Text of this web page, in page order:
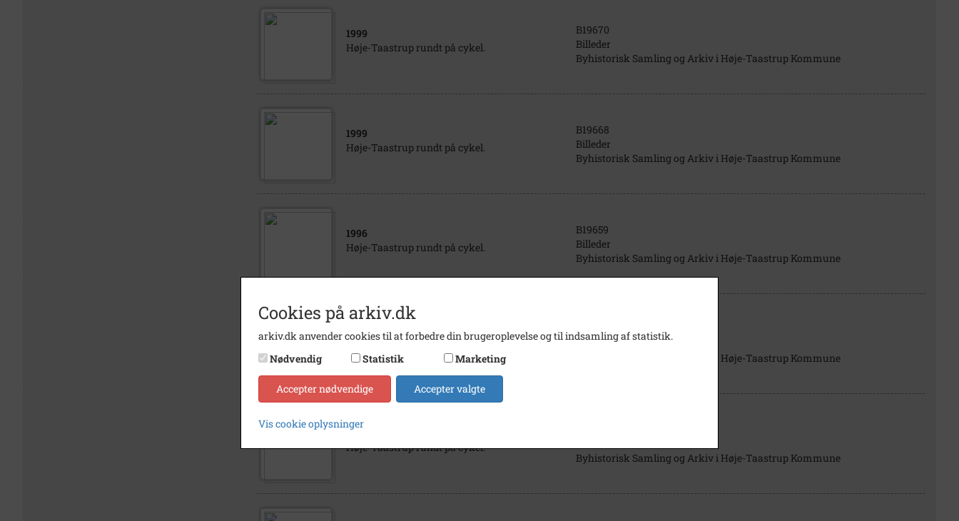
1999
Høje-Taastrup rundt på cykel.
B19670
Billeder
Byhistorisk Samling og Arkiv i Høje-Taastrup Kommune
1999
Høje-Taastrup rundt på cykel.
B19668
Billeder
Byhistorisk Samling og Arkiv i Høje-Taastrup Kommune
1996
Høje-Taastrup rundt på cykel.
B19659
Billeder
Byhistorisk Samling og Arkiv i Høje-Taastrup Kommune
1997
B28000
Billeder
Byhistorisk Samling og Arkiv i Høje-Taastrup Kommune
1995
Høje-Taastrup rundt på cykel.
Byhistorisk Samling og Arkiv i Høje-Taastrup Kommune
Cookies på arkiv.dk
arkiv.dk anvender cookies til at forbedre din brugeroplevelse og til indsamling af statistik.
Nødvendig
Statistik Marketing
Accepter nødvendige Accepter valgte
Vis cookie oplysninger